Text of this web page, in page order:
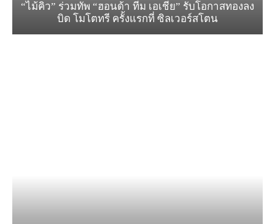
“ไม้คิว” ร่วมทัพ “ฮอนด้า ทีม เอเชีย” รับโอกาสทองลง
บิด โมโตทรี ครั้งแรกที่ ซิลเวอร์สโตน